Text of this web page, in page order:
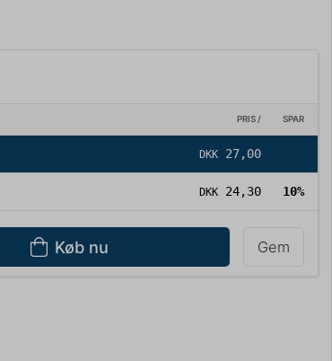
PRIS / SPAR
Køb nu Gem
DKK 27,00
DKK 24,30 10%